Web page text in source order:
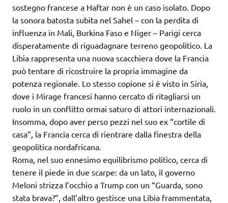
sostegno francese a Haftar non è un caso isolato. Dopo
la sonora batosta subita nel Sahel – con la perdita di
influenza in Mali, Burkina Faso e Niger – Parigi cerca
disperatamente di riguadagnare terreno geopolitico. La
Libia rappresenta una nuova scacchiera dove la Francia
può tentare di ricostruire la propria immagine da
potenza regionale. Lo stesso copione si è visto in Siria,
dove i Mirage francesi hanno cercato di ritagliarsi un
ruolo in un conflitto ormai saturo di attori internazionali.
Insomma, dopo aver perso pezzi nel suo ex “cortile di
casa”, la Francia cerca di rientrare dalla finestra della
geopolitica nordafricana.
Roma, nel suo ennesimo equilibrismo politico, cerca di
tenere il piede in due scarpe: da un lato, il governo
Meloni strizza l’occhio a Trump con un “Guarda, sono
stata brava?”, dall’altro gestisce una Libia frammentata,